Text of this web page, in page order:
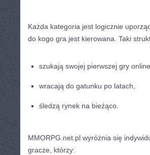
Każda kategoria jest logicznie
do kogo gra jest kierowana. Taki
szukają swojej pierwszej gry
wracają do gatunku po latach,
śledzą rynek na bieżąco.
MMORPG.net.pl wyróżnia się
gracze, którzy: